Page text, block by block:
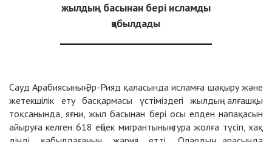
жылдың басынан бері исламды
қабылдады
Сауд Арабиясының Эр-Рияд қаласында исламға шақыру және
жетекшілік ету басқармасы үстіміздегі жылдың алғашқы
тоқсанында, яғни, жыл басынан бері осы елден нәпақасын
айыруға келген 618 еңбек мигрантының тура жолға түсіп, хақ